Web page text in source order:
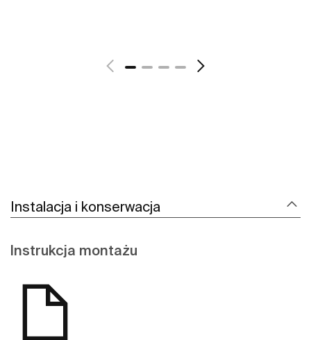
Instalacja i konserwacja
Instrukcja montażu